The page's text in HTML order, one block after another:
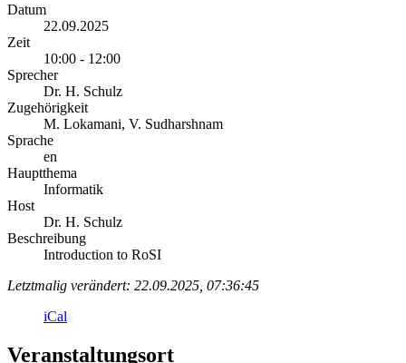
Datum
22.09.2025
Zeit
10:00 - 12:00
Sprecher
Dr. H. Schulz
Zugehörigkeit
M. Lokamani, V. Sudharshnam
Sprache
en
Hauptthema
Informatik
Host
Dr. H. Schulz
Beschreibung
Introduction to RoSI
Letztmalig verändert: 22.09.2025, 07:36:45
iCal
Veranstaltungsort